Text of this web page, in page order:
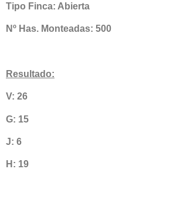
Tipo Finca: Abierta
Nº Has. Monteadas: 500
Resultado:
V: 26
G: 15
J: 6
H: 19